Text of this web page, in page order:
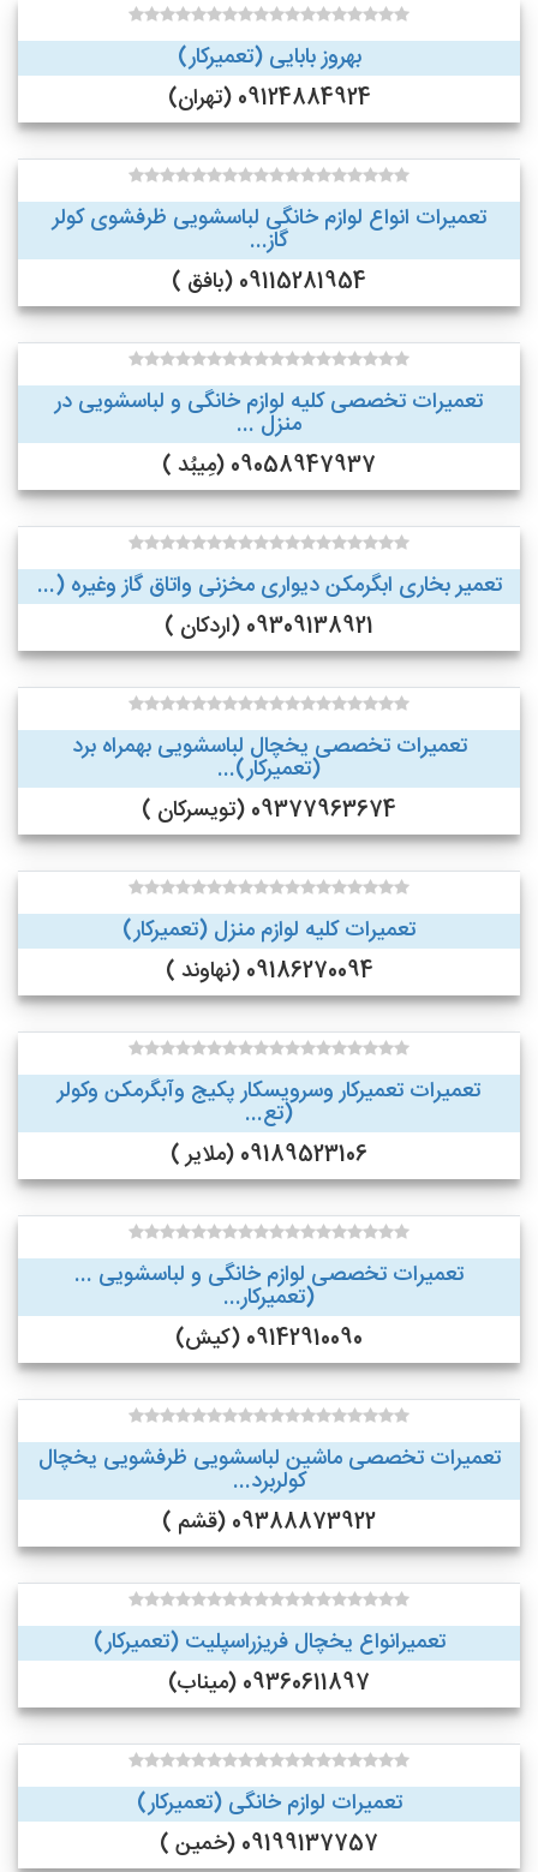
بهروز بابایی (تعمیرکار)
09124884924 (تهران)
تعمیرات انواع لوازم خانگی لباسشویی ظرفشوی کولر
گاز...
09115281954 (بافق )
تعمیرات تخصصی کلیه لوازم خانگی و لباسشویی در
منزل ...
09058947937 (مِیبُد )
تعمیر بخاری ابگرمکن دیواری مخزنی واتاق گاز وغیره (...
09309138921 (اردکان )
تعمیرات تخصصی یخچال لباسشویی بهمراه برد
(تعمیرکار)...
09377963674 (تویسرکان )
تعمیرات کلیه لوازم منزل (تعمیرکار)
09186270094 (نهاوند )
تعمیرات تعمیرکار وسرویسکار پکیج وآبگرمکن وکولر
(تع...
09189523106 (ملایر )
تعمیرات تخصصی لوازم خانگی و لباسشویی ...
(تعمیرکار...
09142910090 (کیش)
تعمیرات تخصصی ماشین لباسشویی ظرفشویی یخچال
کولربرد...
09388873922 (قشم )
تعمیرانواع یخچال فریزراسپلیت (تعمیرکار)
09360611897 (میناب)
تعمیرات لوازم خانگی (تعمیرکار)
09199137757 (خمین )